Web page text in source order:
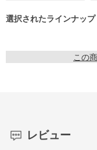
選択されたラインナップ
この
レビュー